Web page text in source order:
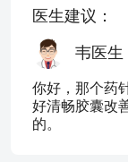
医生建议：
韦医生
你好，那个药
好清畅胶囊改
的。